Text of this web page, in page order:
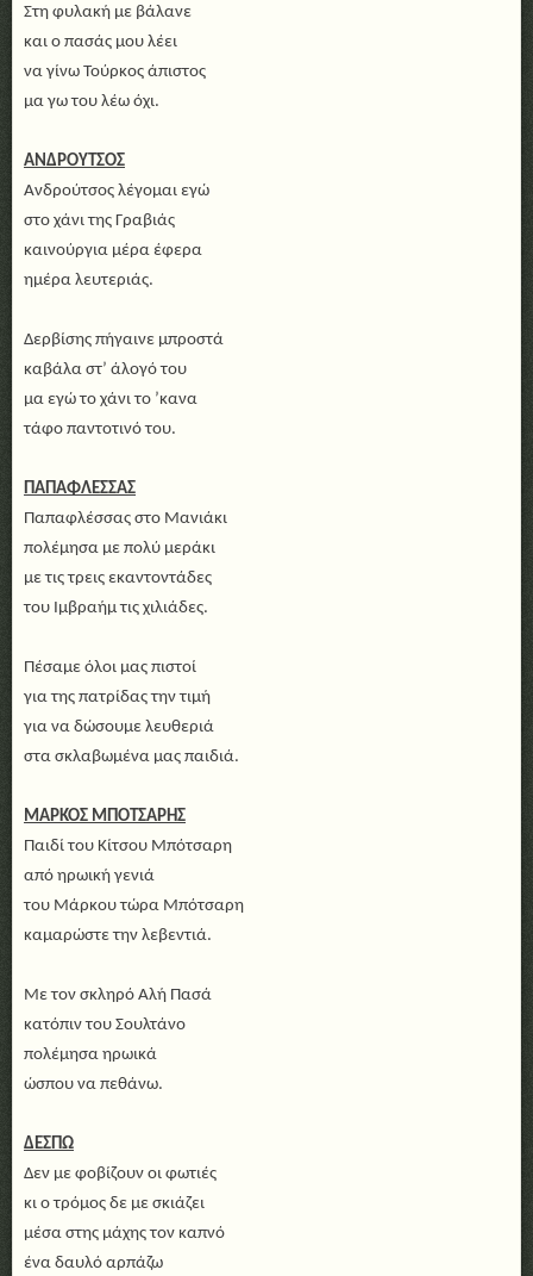
Στη φυλακή με βάλανε
και ο πασάς μου λέει
να γίνω Τούρκος άπιστος
μα γω του λέω όχι.
ΑΝΔΡΟΥΤΣΟΣ
Ανδρούτσος λέγομαι εγώ
στο χάνι της Γραβιάς
καινούργια μέρα έφερα
ημέρα λευτεριάς.
Δερβίσης πήγαινε μπροστά
καβάλα στ’ άλογό του
μα εγώ το χάνι το ’κανα
τάφο παντοτινό του.
ΠΑΠΑΦΛΕΣΣΑΣ
Παπαφλέσσας στο Μανιάκι
πολέμησα με πολύ μεράκι
με τις τρεις εκαντοντάδες
του Ιμβραήμ τις χιλιάδες.
Πέσαμε όλοι μας πιστοί
για της πατρίδας την τιμή
για να δώσουμε λευθεριά
στα σκλαβωμένα μας παιδιά.
ΜΑΡΚΟΣ ΜΠΟΤΣΑΡΗΣ
Παιδί του Κίτσου Μπότσαρη
από ηρωική γενιά
του Μάρκου τώρα Μπότσαρη
καμαρώστε την λεβεντιά.
Με τον σκληρό Αλή Πασά
κατόπιν του Σουλτάνο
πολέμησα ηρωικά
ώσπου να πεθάνω.
ΔΕΣΠΩ
Δεν με φοβίζουν οι φωτιές
κι ο τρόμος δε με σκιάζει
μέσα στης μάχης τον καπνό
ένα δαυλό αρπάζω